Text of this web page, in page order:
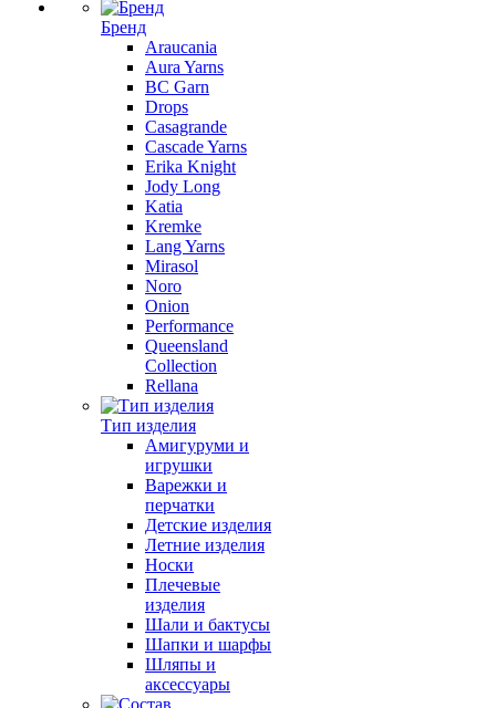
Бренд
Araucania
Aura Yarns
BC Garn
Drops
Casagrande
Cascade Yarns
Erika Knight
Jody Long
Katia
Kremke
Lang Yarns
Mirasol
Noro
Onion
Performance
Queensland
Collection
Rellana
Тип изделия
Амигуруми и
игрушки
Варежки и
перчатки
Детские изделия
Летние изделия
Носки
Плечевые
изделия
Шали и бактусы
Шапки и шарфы
Шляпы и
аксессуары